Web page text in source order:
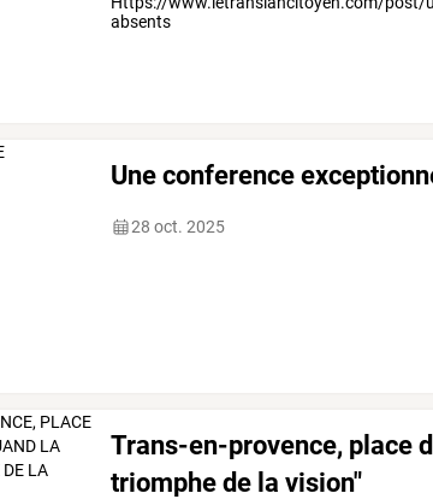
absents
Une conference
28 oct. 2025
Trans-en-provence, place
triomphe de la vision"